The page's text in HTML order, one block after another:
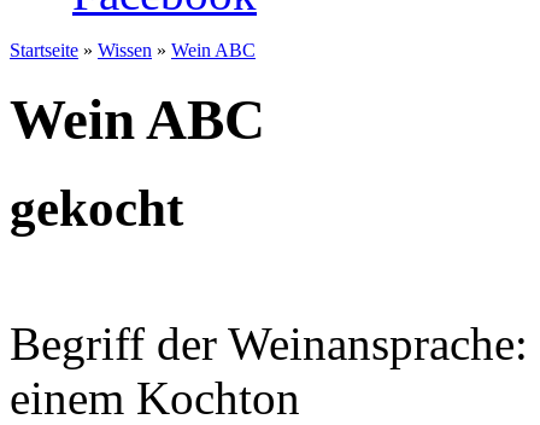
Startseite » Wissen » Wein ABC
Wein ABC
gekocht
Begriff der
einem Kochton